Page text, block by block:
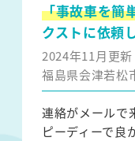
「事故車を簡
クストに依頼
2024年11月更
福島県会津若松
連絡がメールで
ピーディーで良